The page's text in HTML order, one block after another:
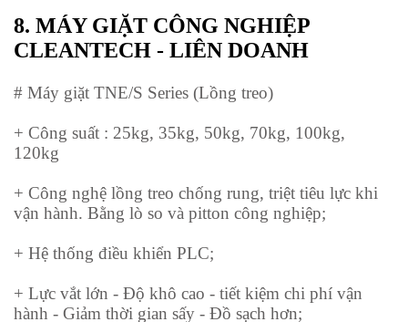
8. MÁY GIẶT CÔNG NGHIỆP
CLEANTECH - LIÊN DOANH
# Máy giặt TNE/S Series (Lồng treo)
+ Công suất : 25kg, 35kg, 50kg, 70kg, 100kg,
120kg
+ Công nghệ lồng treo chống rung, triệt tiêu lực khi
vận hành. Bằng lò so và pitton công nghiệp;
+ Hệ thống điều khiển PLC;
+ Lực vắt lớn - Độ khô cao - tiết kiệm chi phí vận
hành - Giảm thời gian sấy - Đồ sạch hơn;